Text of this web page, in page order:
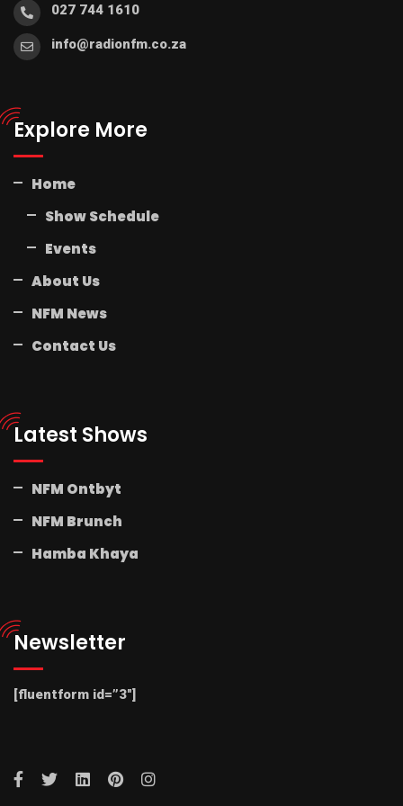
027 744 1610
info@radionfm.co.za
Explore More
Home
Show Schedule
Events
About Us
NFM News
Contact Us
Latest Shows
NFM Ontbyt
NFM Brunch
Hamba Khaya
Newsletter
[fluentform id=”3″]